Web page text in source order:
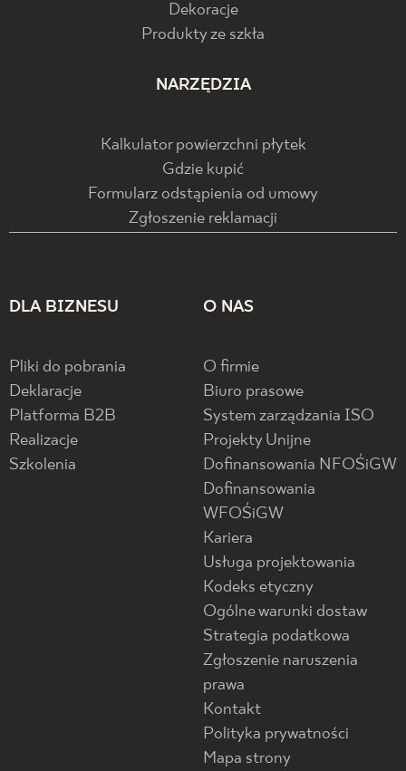
Dekoracje
Produkty ze szkła
NARZĘDZIA
Kalkulator powierzchni płytek
Gdzie kupić
Formularz odstąpienia od umowy
Zgłoszenie reklamacji
DLA BIZNESU
Pliki do pobrania
Deklaracje
Platforma B2B
Realizacje
Szkolenia
O NAS
O firmie
Biuro prasowe
System zarządzania ISO
Projekty Unijne
Dofinansowania NFOŚiGW
Dofinansowania
WFOŚiGW
Kariera
Usługa projektowania
Kodeks etyczny
Ogólne warunki dostaw
Strategia podatkowa
Zgłoszenie naruszenia
prawa
Kontakt
Polityka prywatności
Mapa strony